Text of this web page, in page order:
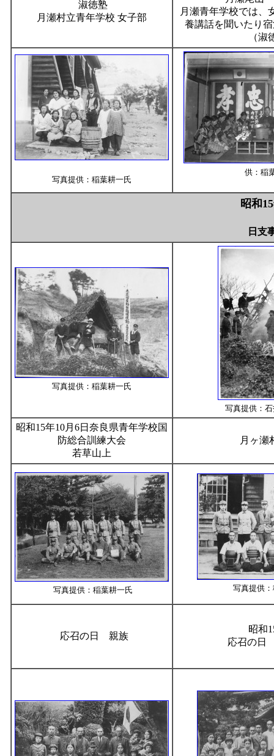
淑徳塾
月瀬村立青年学校 女子部
月瀬青年学校では、
養講話を聞いたり
（淑
写真提供：稲葉耕一氏
供：稲
昭和
日支
写真提供：稲葉耕一氏
写真提供：
昭和15年10月6日奈良県青年学校国
防総合訓練大会
若草山上
月ヶ瀬
写真提供：稲葉耕一氏 写真提供
応召の日 親族
昭和
応召の日